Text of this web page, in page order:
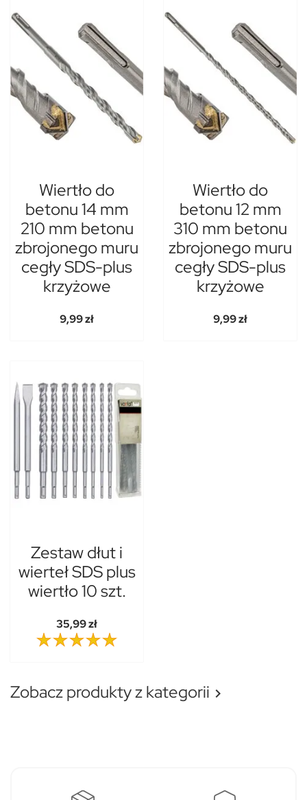
Wiertło do
betonu 14 mm
210 mm betonu
zbrojonego muru
cegły SDS-plus
krzyżowe
9,99 zł
Wiertło do
betonu 12 mm
310 mm betonu
zbrojonego muru
cegły SDS-plus
krzyżowe
9,99 zł
Zestaw dłut i
wierteł SDS plus
wiertło 10 szt.
35,99 zł
Zobacz produkty z kategorii 